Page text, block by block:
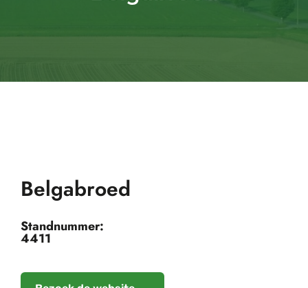
Belgabroed
Standnummer:
4411